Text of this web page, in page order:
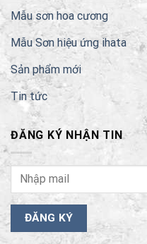
Mẫu sơn hoa cương
Mẫu Sơn hiệu ứng ihata
Sản phẩm mới
Tin tức
ĐĂNG KÝ NHẬN TIN